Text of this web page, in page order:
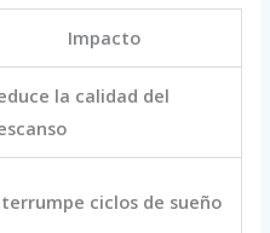
Impacto
la calidad del
ciclos de sueño